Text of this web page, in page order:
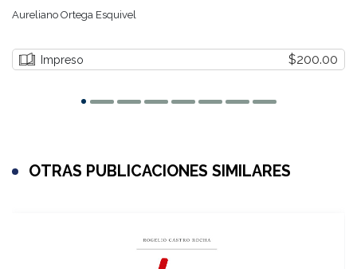
Aureliano Ortega Esquivel
Impreso $200.00
OTRAS PUBLICACIONES SIMILARES